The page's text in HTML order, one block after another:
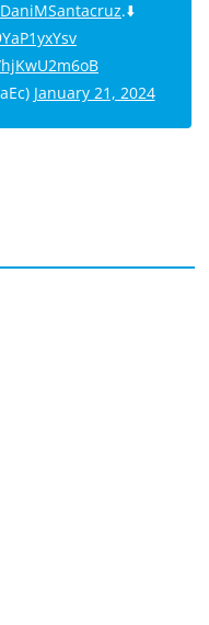
.⬇️
January 21, 2024